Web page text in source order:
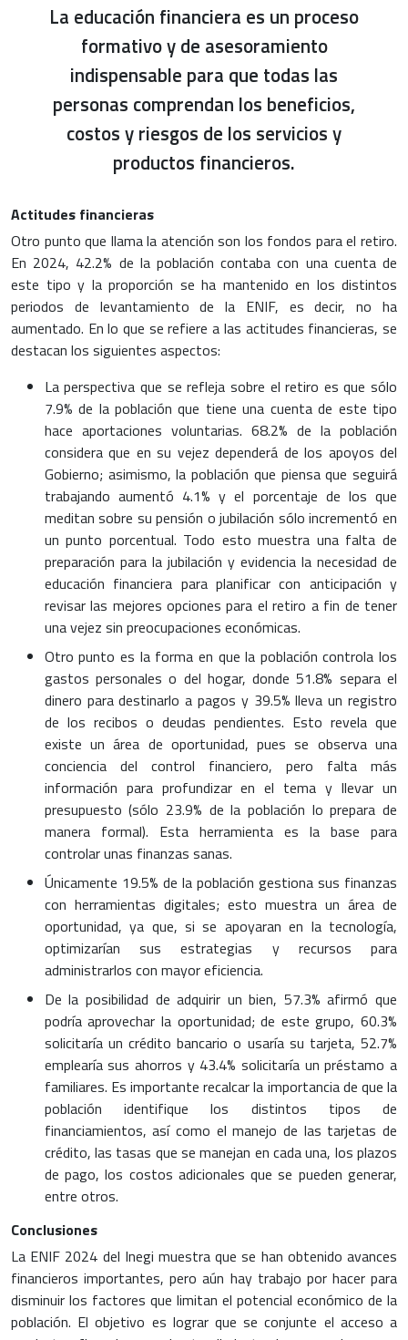
La educación financiera es un proceso
formativo y de asesoramiento
indispensable para que todas las
personas comprendan los beneficios,
costos y riesgos de los servicios y
productos financieros.
Actitudes financieras
Otro punto que llama la atención son los fondos para el retiro.
En 2024, 42.2% de la población contaba con una cuenta de
este tipo y la proporción se ha mantenido en los distintos
periodos de levantamiento de la ENIF, es decir, no ha
aumentado. En lo que se refiere a las actitudes financieras, se
destacan los siguientes aspectos:
La perspectiva que se refleja sobre el retiro es que sólo
7.9% de la población que tiene una cuenta de este tipo
hace aportaciones voluntarias. 68.2% de la población
considera que en su vejez dependerá de los apoyos del
Gobierno; asimismo, la población que piensa que seguirá
trabajando aumentó 4.1% y el porcentaje de los que
meditan sobre su pensión o jubilación sólo incrementó en
un punto porcentual. Todo esto muestra una falta de
preparación para la jubilación y evidencia la necesidad de
educación financiera para planificar con anticipación y
revisar las mejores opciones para el retiro a fin de tener
una vejez sin preocupaciones económicas.
Otro punto es la forma en que la población controla los
gastos personales o del hogar, donde 51.8% separa el
dinero para destinarlo a pagos y 39.5% lleva un registro
de los recibos o deudas pendientes. Esto revela que
existe un área de oportunidad, pues se observa una
conciencia del control financiero, pero falta más
información para profundizar en el tema y llevar un
presupuesto (sólo 23.9% de la población lo prepara de
manera formal). Esta herramienta es la base para
controlar unas finanzas sanas.
Únicamente 19.5% de la población gestiona sus finanzas
con herramientas digitales; esto muestra un área de
oportunidad, ya que, si se apoyaran en la tecnología,
optimizarían sus estrategias y recursos para
administrarlos con mayor eficiencia.
De la posibilidad de adquirir un bien, 57.3% afirmó que
podría aprovechar la oportunidad; de este grupo, 60.3%
solicitaría un crédito bancario o usaría su tarjeta, 52.7%
emplearía sus ahorros y 43.4% solicitaría un préstamo a
familiares. Es importante recalcar la importancia de que la
población identifique los distintos tipos de
financiamientos, así como el manejo de las tarjetas de
crédito, las tasas que se manejan en cada una, los plazos
de pago, los costos adicionales que se pueden generar,
entre otros.
Conclusiones
La ENIF 2024 del Inegi muestra que se han obtenido avances
financieros importantes, pero aún hay trabajo por hacer para
disminuir los factores que limitan el potencial económico de la
población. El objetivo es lograr que se conjunte el acceso a